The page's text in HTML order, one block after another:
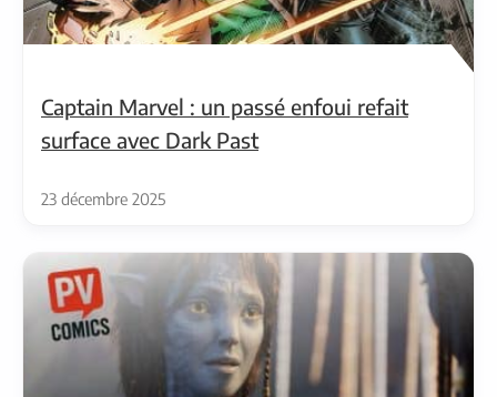
Captain Marvel : un passé enfoui refait
surface avec Dark Past
23 décembre 2025